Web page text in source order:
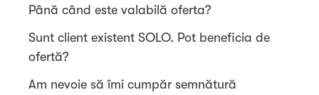
Până când este valabilă oferta?
Sunt client existent SOLO. Pot beneficia de
ofertă?
Am nevoie să îmi cumpăr semnătură